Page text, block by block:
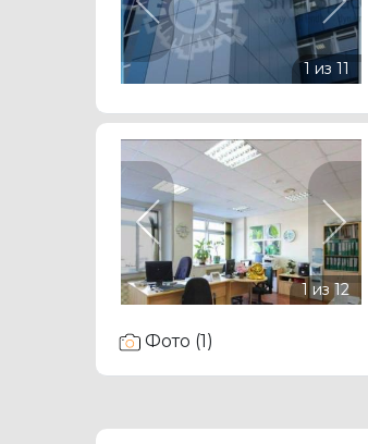
Previous Next
Previous Next
Фото (1)